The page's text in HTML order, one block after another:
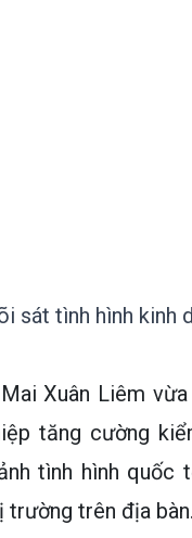
sát tình hình kinh
Xuân Liêm
tăng cường
tình hình quốc
trường trên địa bàn.